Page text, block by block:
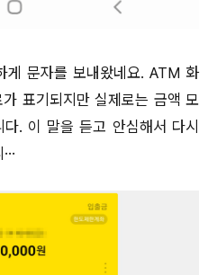
게 문자를 보내왔네요. ATM 화
표기되지만 실제로는 금액 모
. 이 말을 듣고 안심해서 다시
…